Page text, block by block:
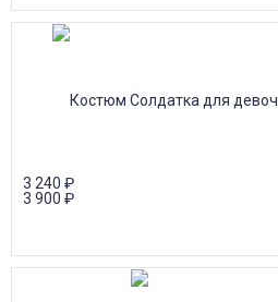
3 240 ₽
3 900 ₽